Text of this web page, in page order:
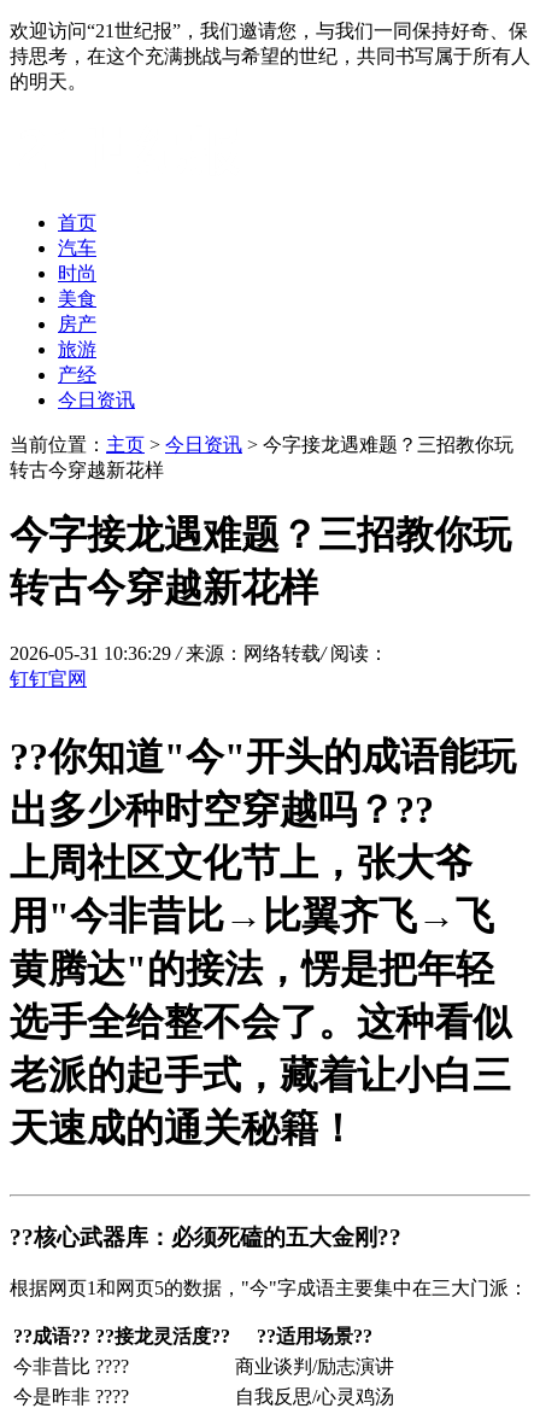
欢迎访问“21世纪报”，我们邀请您，与我们一同保持好奇、保
持思考，在这个充满挑战与希望的世纪，共同书写属于所有人
的明天。
首页
汽车
时尚
美食
房产
旅游
产经
今日资讯
当前位置： 主页 > 今日资讯 > 今字接龙遇难题？三招教你玩
转古今穿越新花样
今字接龙遇难题？三招教你玩
转古今穿越新花样
2026-05-31 10:36:29 / 来源：网络转载/ 阅读：
钉钉官网
??你知道"今"开头的成语能玩
出多少种时空穿越吗？??
上周社区文化节上，张大爷
用"今非昔比→比翼齐飞→飞
黄腾达"的接法，愣是把年轻
选手全给整不会了。这种看似
老派的起手式，藏着让小白三
天速成的通关秘籍！
??核心武器库：必须死磕的五大金刚??
根据网页1和网页5的数据，"今"字成语主要集中在三大门派：
??成语?? ??接龙灵活度?? ??适用场景??
今非昔比 ????
商业谈判/励志演讲
今是昨非 ????
自我反思/心灵鸡汤